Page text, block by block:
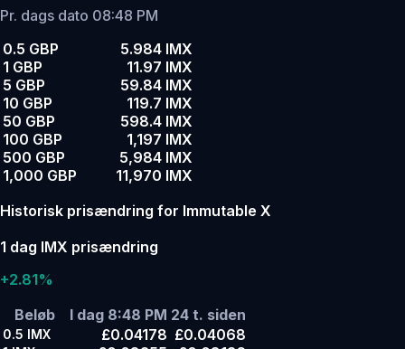
Pr. dags dato 08:48 PM
0.5 GBP
5.984 IMX
1 GBP
11.97 IMX
5 GBP
59.84 IMX
10 GBP
119.7 IMX
50 GBP
598.4 IMX
100 GBP
1,197 IMX
500 GBP
5,984 IMX
1,000 GBP
11,970 IMX
Historisk prisændring for Immutable X
1 dag IMX prisændring
+2.81%
Beløb
I dag 8:48 PM 24 t. siden
0.5 IMX £0.04178 £0.04068